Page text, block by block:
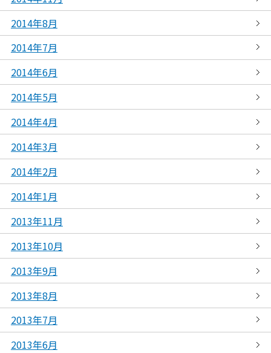
2014年8月
2014年7月
2014年6月
2014年5月
2014年4月
2014年3月
2014年2月
2014年1月
2013年11月
2013年10月
2013年9月
2013年8月
2013年7月
2013年6月